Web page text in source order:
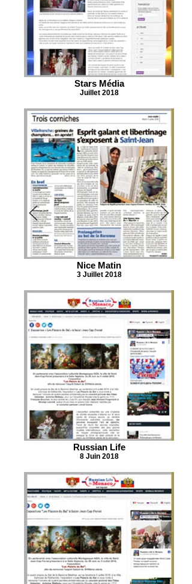
Stars Média
Juillet 2018
Nice Matin
3 Juillet 2018
Russian Life
8 Juin 2018